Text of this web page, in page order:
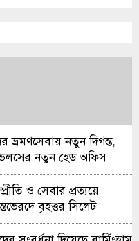
ভ্রমণসেবায় নতুন দিগন্ত,
নতুন হেড অফিস
ও সেবার প্রত্যয়ে
বৃহত্তর সিলেট